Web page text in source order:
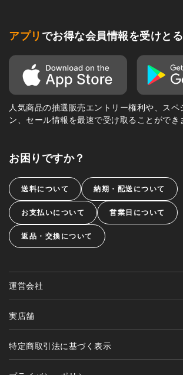
アプリ でお得な会員情報を受けとる
人気商品の抽選販売エントリー権利や、スペ
ン、セール情報を最速で受け取ることができ
お困りですか？
送料について 納期・配送について
お支払いについて 営業日について
返品・交換について
運営会社
実店舗
特定商取引法に基づく表示